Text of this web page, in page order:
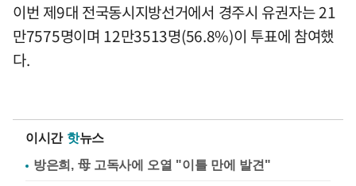
이번 제9대 전국동시지방선거에서 경주시 유권자는 21
만7575명이며 12만3513명(56.8%)이 투표에 참여했
다.
이시간 핫뉴스
방은희, 母 고독사에 오열 "이틀 만에 발견"